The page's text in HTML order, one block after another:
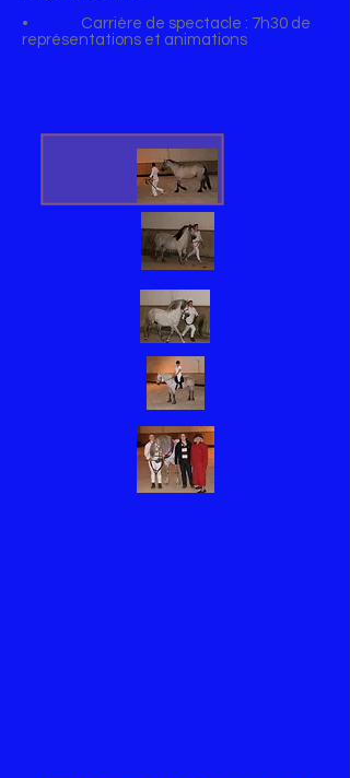
• Carrière de spectacle : 7h30 de
représentations et animations